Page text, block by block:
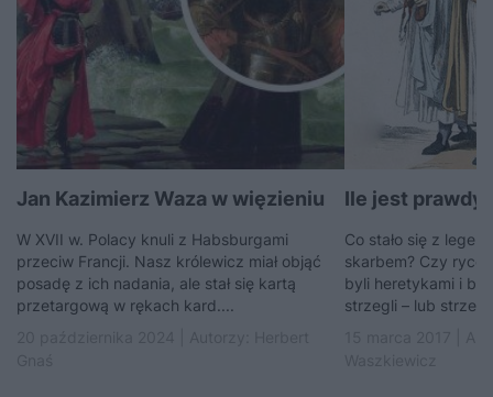
Jan Kazimierz Waza w więzieniu
W XVII w. Polacy knuli z Habsburgami
przeciw Francji. Nasz królewicz miał objąć
posadę z ich nadania, ale stał się kartą
przetargową w rękach kard....
Ile jest prawdy
Co stało się z
skarbem? Czy
byli heretykami i
strzegli – lub